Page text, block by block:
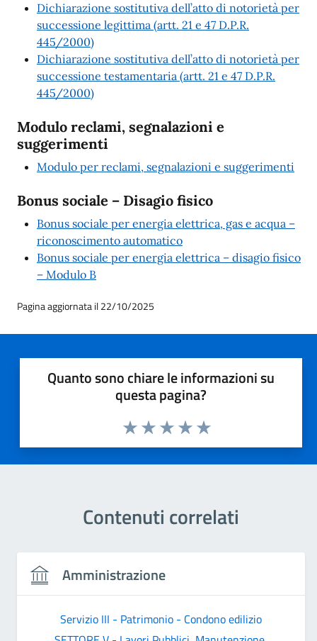
Dichiarazione sostitutiva dell’atto di notorietà per
successione legittima (artt. 21 e 47 D.P.R.
445/2000)
Dichiarazione sostitutiva dell’atto di notorietà per
successione testamentaria (artt. 21 e 47 D.P.R.
445/2000)
Modulo reclami, segnalazioni e
suggerimenti
Modulo per reclami, segnalazioni e suggerimenti
Bonus sociale – Disagio fisico
Bonus sociale per energia elettrica, gas e acqua –
riconoscimento automatico
Bonus sociale per energia elettrica – disagio fisico
– Modulo B
Pagina aggiornata il 22/10/2025
Quanto sono chiare le informazioni su
questa pagina?
Valuta 5 stelle su 5
Valuta 4 stelle su 5
Valuta 3 stelle su 5
Valuta 2 stelle su 5
Valuta 1 stelle su 5
Contenuti correlati
Amministrazione
Servizio III - Patrimonio - Condono edilizio